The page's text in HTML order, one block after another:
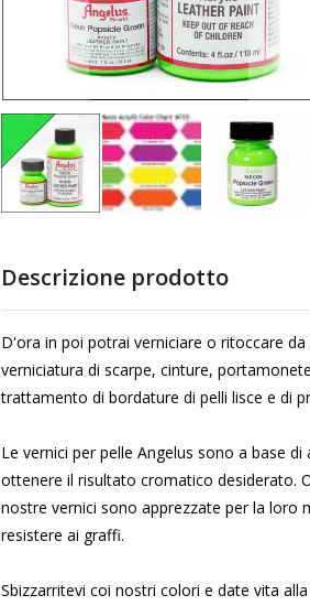
della
immagini
Descrizione prodotto
D'ora in poi potrai verniciare o ritoccare
verniciatura di scarpe, cinture,
trattamento di bordature di pelli lisce e di
Le vernici per pelle Angelus sono a base
ottenere il risultato cromatico desiderato.
nostre vernici sono apprezzate per la loro
resistere ai graffi.
Sbizzarritevi coi nostri colori e date vita